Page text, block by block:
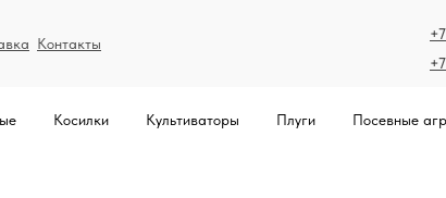
Контакты
Косилки Культиваторы Плуги Посевные